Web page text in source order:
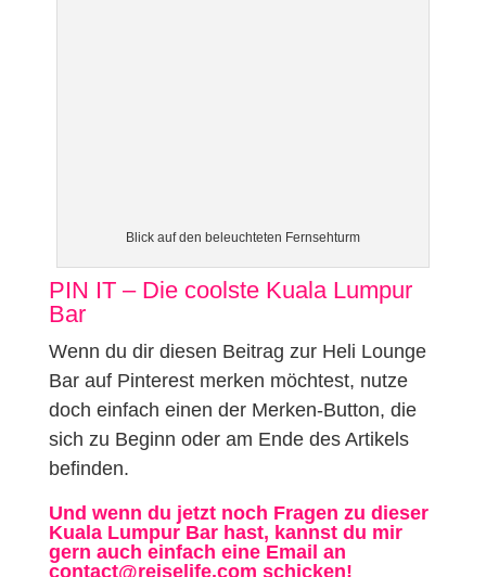
Blick auf den beleuchteten Fernsehturm
PIN IT – Die coolste Kuala Lumpur
Bar
Wenn du dir diesen Beitrag zur Heli Lounge
Bar auf Pinterest merken möchtest, nutze
doch einfach einen der Merken-Button, die
sich zu Beginn oder am Ende des Artikels
befinden.
Und wenn du jetzt noch Fragen zu dieser
Kuala Lumpur Bar hast, kannst du mir
gern auch einfach eine Email an
contact@reiselife.com schicken!